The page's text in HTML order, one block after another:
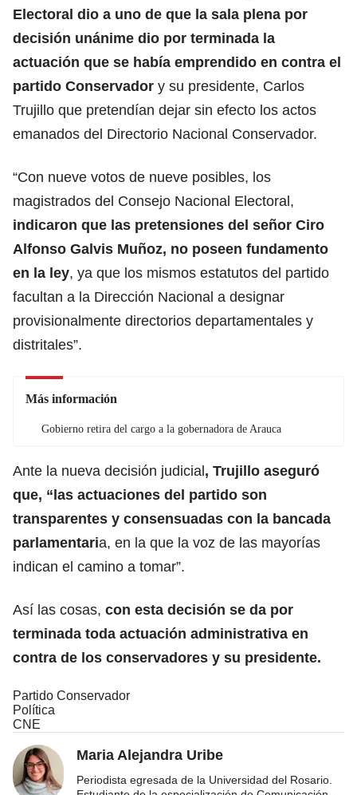
Electoral dio a uno de que la sala plena por
decisión unánime dio por terminada la
actuación que se había emprendido en contra el
partido Conservador y su presidente, Carlos
Trujillo que pretendían dejar sin efecto los actos
emanados del Directorio Nacional Conservador.
“Con nueve votos de nueve posibles, los
magistrados del Consejo Nacional Electoral,
indicaron que las pretensiones del señor Ciro
Alfonso Galvis Muñoz, no poseen fundamento
en la ley, ya que los mismos estatutos del partido
facultan a la Dirección Nacional a designar
provisionalmente directorios departamentales y
distritales”.
Más información
Gobierno retira del cargo a la gobernadora de Arauca
Ante la nueva decisión judicial, Trujillo aseguró
que, “las actuaciones del partido son
transparentes y consensuadas con la bancada
parlamentaria, en la que la voz de las mayorías
indican el camino a tomar”.
Así las cosas, con esta decisión se da por
terminada toda actuación administrativa en
contra de los conservadores y su presidente.
Partido Conservador
Política
CNE
Maria Alejandra Uribe
Periodista egresada de la Universidad del Rosario.